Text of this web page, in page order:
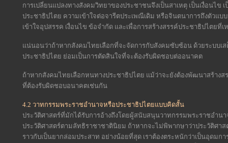
การเปลี่ยนแปลงทางสังคมวิทยาของประชาชนจึงเป็นสาเหตุ เป็นเงื่อนไข
ประชาธิปไตย ความเข้าใจต่อจารีตประเพณีเดิม หรือจินตนาการถึงตัวแ
เข้าใจอุปสรรค เงื่อนไข ข้อจำกัด และเพื่อการสร้างสรรค์ประชาธิปไตยที่เ
แน่นอนว่าถ้าหากสังคมไทยเลือกที่จะจัดการกับสังคมซับซ้อน ด้วยระบบเ
ประชาธิปไตย ย่อมเป็นการตัดสินใจที่จะต้องรับผิดชอบต่ออนาคต
ถ้าหากสังคมไทยเลือกหนทางประชาธิปไตย แม้ว่าจะยังต้องพัฒนาสร้าง
ที่ต้องรับผิดชอบอนาคตเช่นกัน
4.2 วาทกรรมพระราชอำนาจหรือประชาธิปไตยแบบคิดสั้น
ประวัติศาสตร์ที่มักได้รับการอ้างถึงโดยผู้สนับสนุนวาทกรรมพระราชอำน
ประวัติศาสตร์ตามลัทธิราชาชาตินิยม ถ้าหากจะไม่พิพากษาว่าประวัติศา
ราวกับเป็นยากล่อมประสาท อย่างน้อยที่สุด เราต้องตระหนักว่าเป็นอุดม